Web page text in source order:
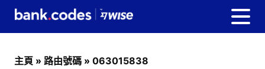
主頁 » 路由號碼 » 063015838